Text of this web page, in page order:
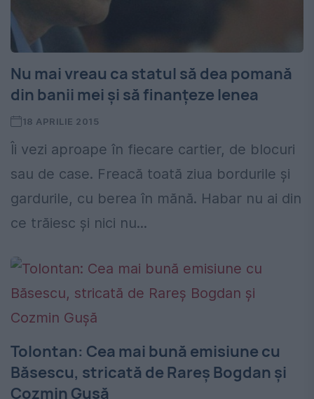
Nu mai vreau ca statul să dea pomană
din banii mei şi să finanţeze lenea
18 APRILIE 2015
Îi vezi aproape în fiecare cartier, de blocuri
sau de case. Freacă toată ziua bordurile şi
gardurile, cu berea în mănă. Habar nu ai din
ce trăiesc şi nici nu...
Tolontan: Cea mai bună emisiune cu
Băsescu, stricată de Rareş Bogdan şi
Cozmin Guşă